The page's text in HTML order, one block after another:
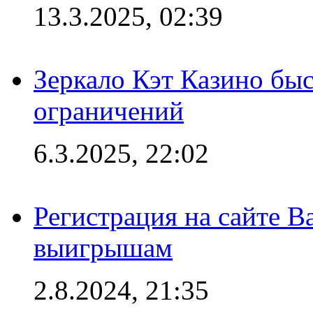
13.3.2025, 02:39
Зеркало Кэт Казино
ограничений
6.3.2025, 22:02
Регистрация на сайте
выигрышам
2.8.2024, 21:35